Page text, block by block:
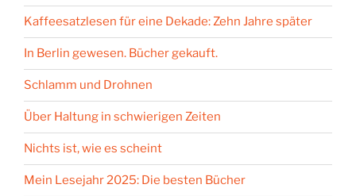
Kaffeesatzlesen für eine Dekade: Zehn Jahre später
In Berlin gewesen. Bücher gekauft.
Schlamm und Drohnen
Über Haltung in schwierigen Zeiten
Nichts ist, wie es scheint
Mein Lesejahr 2025: Die besten Bücher